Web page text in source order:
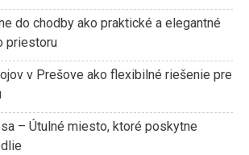
do chodby ako praktické a elegantné
priestoru
v Prešove ako flexibilné riešenie pre
– Útulné miesto, ktoré poskytne